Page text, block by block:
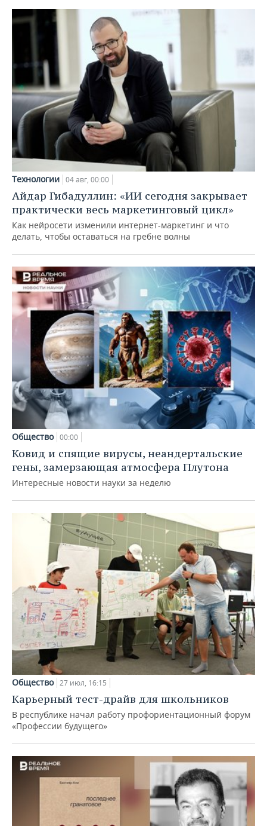
Технологии 04 авг, 00:00
Айдар Гибадуллин: «ИИ сегодня закрывает
практически весь маркетинговый цикл»
Как нейросети изменили интернет-маркетинг и что
делать, чтобы оставаться на гребне волны
Общество 00:00
Ковид и спящие вирусы, неандертальские
гены, замерзающая атмосфера Плутона
Интересные новости науки за неделю
Общество 27 июл, 16:15
Карьерный тест-драйв для школьников
В республике начал работу профориентационный форум
«Профессии будущего»